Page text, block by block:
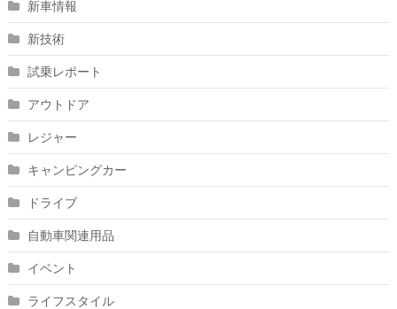
新車情報
新技術
試乗レポート
アウトドア
レジャー
キャンピングカー
ドライブ
自動車関連用品
イベント
ライフスタイル